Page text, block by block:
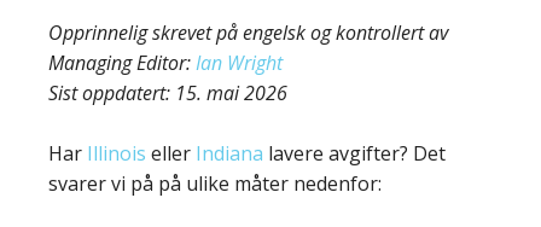
Opprinnelig skrevet på engelsk og kontrollert av
Managing Editor:Ian Wright
Sist oppdatert: 15. mai 2026
Har Illinois eller Indiana lavere avgifter? Det
svarer vi på på ulike måter nedenfor: